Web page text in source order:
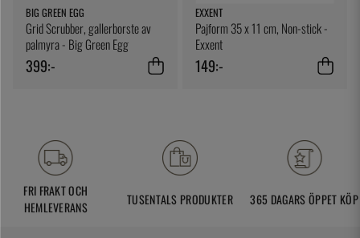
BIG GREEN EGG
Grid Scrubber, gallerborste av
palmyra - Big Green Egg
399:-
EXXENT
Pajform 35 x 11 cm, Non-stick -
Exxent
149:-
FRI FRAKT OCH
HEMLEVERANS
TUSENTALS PRODUKTER 365 DAGARS ÖPPET KÖP